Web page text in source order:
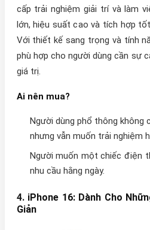
cấp trải nghiệm giải trí và làm
lớn, hiệu suất cao và tích hợp
Với thiết kế sang trọng và tính
phù hợp cho người dùng cần sự
giá trị.
Ai nên mua?
Người dùng phổ thông không
nhưng vẫn muốn trải nghiệm
Người muốn một chiếc điện
nhu cầu hằng ngày.
4. iPhone 16: Dành Cho
Giản